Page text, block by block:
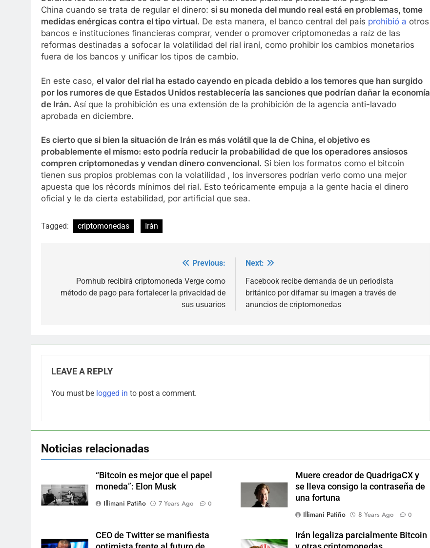
China cuando se trata de regular el dinero: si su moneda del mundo real está en problemas, tome
medidas enérgicas contra el tipo virtual. De esta manera, el banco central del país prohibió a otros
bancos e instituciones financieras comprar, vender o promover criptomonedas a raíz de las
reformas destinadas a sofocar la volatilidad del rial iraní, como prohibir los cambios monetarios
fuera de los bancos y unificar los tipos de cambio.
En este caso, el valor del rial ha estado cayendo en picada debido a los temores que han surgido
por los rumores de que Estados Unidos restablecería las sanciones que podrían dañar la economía
de Irán. Así que la prohibición es una extensión de la prohibición de la agencia anti-lavado
aprobada en diciembre.
Es cierto que si bien la situación de Irán es más volátil que la de China, el objetivo es
probablemente el mismo: esto podría reducir la probabilidad de que los operadores ansiosos
compren criptomonedas y vendan dinero convencional. Si bien los formatos como el bitcoin
tienen sus propios problemas con la volatilidad , los inversores podrían verlo como una mejor
apuesta que los récords mínimos del rial. Esto teóricamente empuja a la gente hacia el dinero
oficial y le da cierta estabilidad, por artificial que sea.
Tagged: criptomonedas Irán
navigation
Previous:
Pornhub recibirá criptomoneda Verge como
método de pago para fortalecer la privacidad de
sus usuarios
Next:
Facebook recibe demanda de un periodista
británico por difamar su imagen a través de
anuncios de criptomonedas
LEAVE A REPLY
You must be logged in to post a comment.
Noticias relacionadas
“Bitcoin es mejor que el papel
moneda”: Elon Musk
Illimani Patiño
7 Years Ago 0
Muere creador de QuadrigaCX y
se lleva consigo la contraseña de
una fortuna
Illimani Patiño
8 Years Ago 0
CEO de Twitter se manifiesta
Irán legaliza parcialmente Bitcoin